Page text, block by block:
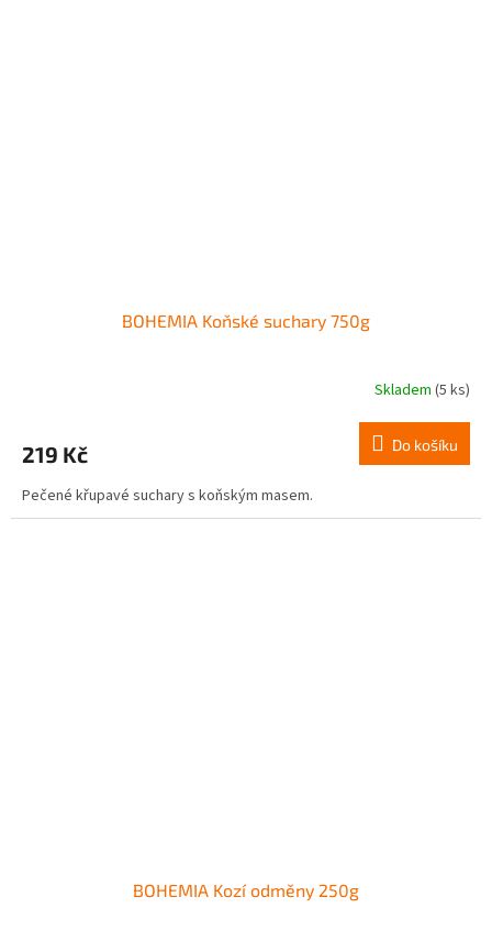
BOHEMIA Koňské suchary 750g
Skladem (5 ks)
219 Kč Do košíku
Pečené křupavé suchary s koňským masem.
BOHEMIA Kozí odměny 250g